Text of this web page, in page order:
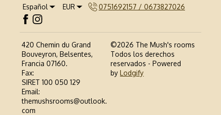
Español EUR 0751692157 / 0673827026
420 Chemin du Grand
Bouveyron, Belsentes,
Francia 07160.
Fax:
SIRET 100 050 129
Email:
themushsrooms@outlook.
com
©2026 The Mush's rooms
Todos los derechos
reservados - Powered
by Lodgify